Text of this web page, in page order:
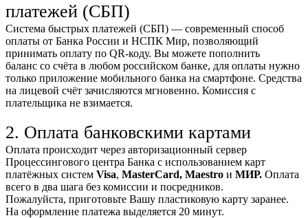
платежей (СБП)
Система быстрых платежей (СБП) — современный способ
оплаты от Банка России и НСПК Мир, позволяющий
принимать оплату по QR-коду. Вы можете пополнить
баланс со счёта в любом российском банке, для оплаты нужно
только приложение мобильного банка на смартфоне. Средства
на лицевой счёт зачисляются мгновенно. Комиссия с
плательщика не взимается.
2. Оплата банковскими картами
Оплата происходит через авторизационный сервер
Процессингового центра Банка с использованием карт
платёжных систем Visa, MasterCard, Maestro и МИР. Оплата
всего в два шага без комиссии и посредников.
Пожалуйста, приготовьте Вашу пластиковую карту заранее.
На оформление платежа выделяется 20 минут.